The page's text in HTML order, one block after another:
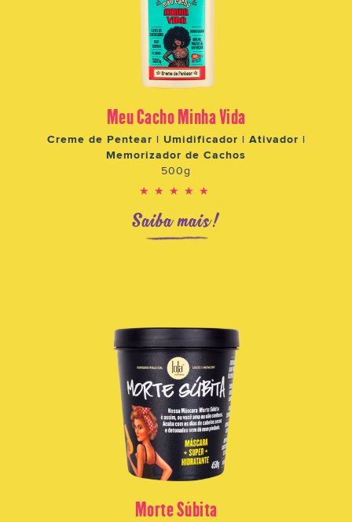
Meu Cacho Minha Vida
Creme de Pentear | Umidificador | Ativador |
Memorizador de Cachos
500g
★★★★★
Saiba mais!
Morte Súbita